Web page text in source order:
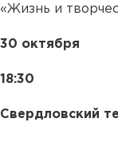
«Жизнь и
30 октября
18:30
Свердловский